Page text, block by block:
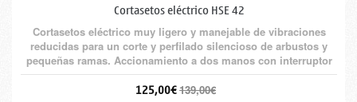
Cortasetos eléctrico HSE 42
Cortasetos eléctrico muy ligero y manejable de vibraciones
reducidas para un corte y perfilado silencioso de arbustos y
pequeñas ramas. Accionamiento a dos manos con interruptor
de conexión en el manillar.
125,00€139,00€